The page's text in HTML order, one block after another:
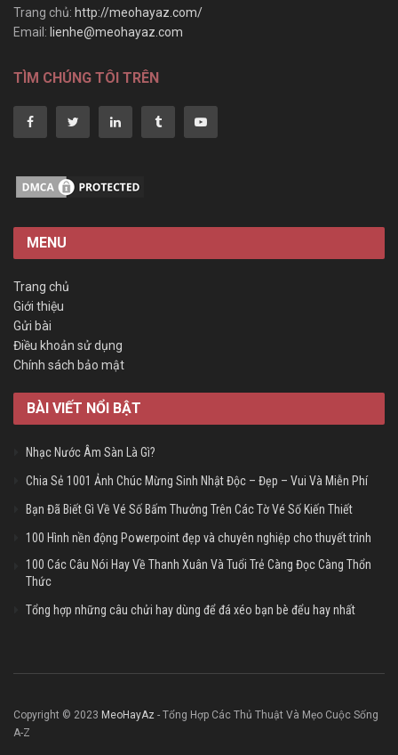
Trang chủ: http://meohayaz.com/
Email: lienhe@meohayaz.com
TÌM CHÚNG TÔI TRÊN
MENU
Trang chủ
Giới thiệu
Gửi bài
Điều khoản sử dụng
Chính sách bảo mật
BÀI VIẾT NỔI BẬT
Nhạc Nước Âm Sàn Là Gì?
Chia Sẻ 1001 Ảnh Chúc Mừng Sinh Nhật Độc – Đẹp – Vui Và Miễn Phí
Bạn Đã Biết Gì Về Vé Số Bấm Thưởng Trên Các Tờ Vé Số Kiến Thiết
100 Hình nền động Powerpoint đẹp và chuyên nghiệp cho thuyết trình
100 Các Câu Nói Hay Về Thanh Xuân Và Tuổi Trẻ Càng Đọc Càng Thổn
Thức
Tổng hợp những câu chửi hay dùng để đá xéo bạn bè đểu hay nhất
Copyright © 2023 MeoHayAz - Tổng Hợp Các Thủ Thuật Và Mẹo Cuộc Sống
A-Z